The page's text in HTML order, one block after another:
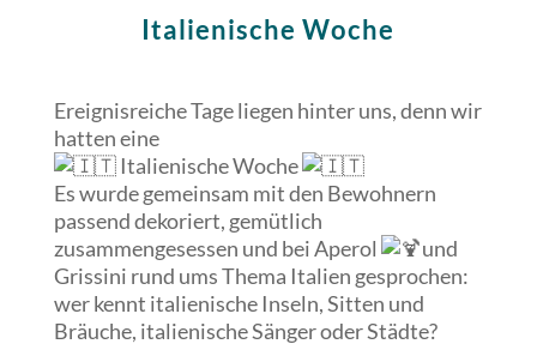
Italienische Woche
Ereignisreiche Tage liegen hinter uns, denn wir
hatten eine
Italienische Woche
Es wurde gemeinsam mit den Bewohnern
passend dekoriert, gemütlich
zusammengesessen und bei Aperol
und
Grissini rund ums Thema Italien gesprochen:
wer kennt italienische Inseln, Sitten und
Bräuche, italienische Sänger oder Städte?